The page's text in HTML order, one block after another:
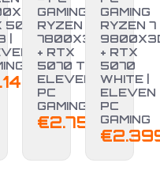
+
5070 TI
|
PC
NUOVO
GAMING
RYZEN 7
7800X3D
+ RTX
5070 TI |
ELEVEN
PC
GAMING
€2.750,00
GAMING
RYZEN 7
+ RTX
5070
WHITE |
ELEVEN
PC
GAMING
€